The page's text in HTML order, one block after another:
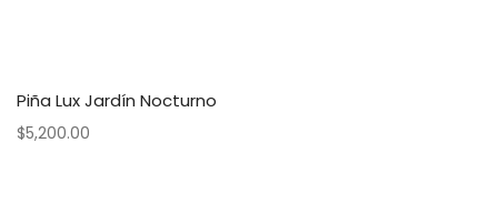
Piña Lux Jardín Nocturno
$5,200.00